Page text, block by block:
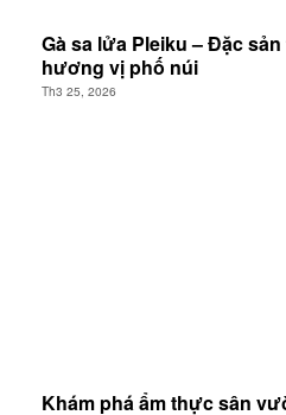
Gà sa lửa Pleiku – Đặc
hương vị phố núi
Th3 25, 2026
Khám phá ẩm thực sân